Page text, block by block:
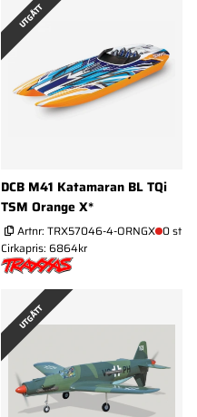
UTGÅTT
DCB M41 Katamaran BL TQi
TSM Orange X*
Artnr: TRX57046-4-ORNGX 0 st
Cirkapris: 6864kr
UTGÅTT